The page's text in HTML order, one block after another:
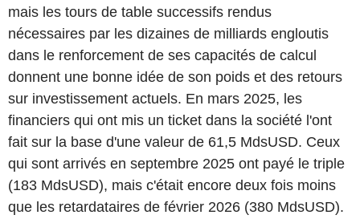
mais les tours de table successifs rendus
nécessaires par les dizaines de milliards engloutis
dans le renforcement de ses capacités de calcul
donnent une bonne idée de son poids et des retours
sur investissement actuels. En mars 2025, les
financiers qui ont mis un ticket dans la société l'ont
fait sur la base d'une valeur de 61,5 MdsUSD. Ceux
qui sont arrivés en septembre 2025 ont payé le triple
(183 MdsUSD), mais c'était encore deux fois moins
que les retardataires de février 2026 (380 MdsUSD).